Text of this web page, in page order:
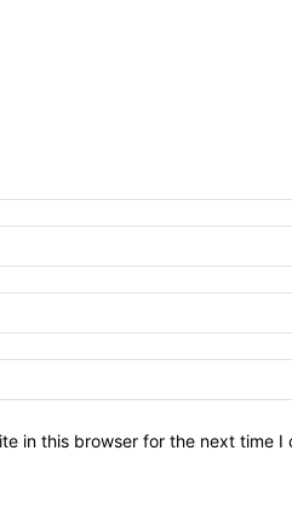
in this browser for the next time I